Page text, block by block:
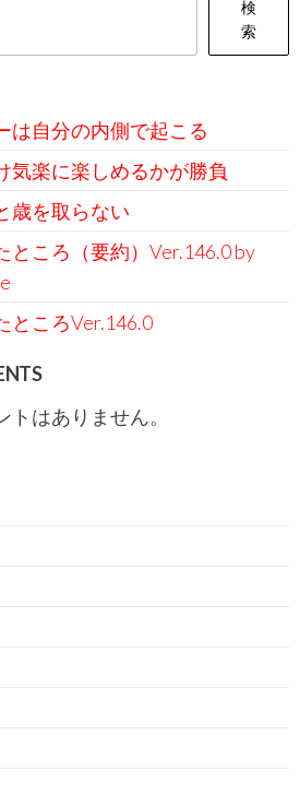
検
索
は自分の内側で起こる
気楽に楽しめるかが勝負
歳を取らない
ところ（要約）Ver.146.0 by
ところVer.146.0
はありません。